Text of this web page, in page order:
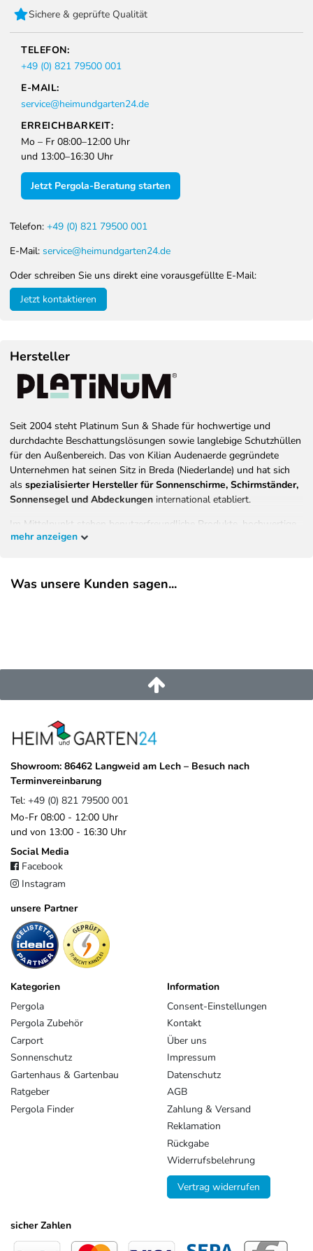
Sichere & geprüfte Qualität
TELEFON:
+49 (0) 821 79500 001
E-MAIL:
service@heimundgarten24.de
ERREICHBARKEIT:
Mo – Fr 08:00–12:00 Uhr
und 13:00–16:30 Uhr
Jetzt Pergola-Beratung starten
Telefon: +49 (0) 821 79500 001
E-Mail: service@heimundgarten24.de
Oder schreiben Sie uns direkt eine vorausgefüllte E-Mail:
Jetzt kontaktieren
Hersteller
Seit 2004 steht Platinum Sun & Shade für hochwertige und
durchdachte Beschattungslösungen sowie langlebige Schutzhüllen
für den Außenbereich. Das von Kilian Audenaerde gegründete
Unternehmen hat seinen Sitz in Breda (Niederlande) und hat sich
als spezialisierter Hersteller für Sonnenschirme, Schirmständer,
Sonnensegel und Abdeckungen international etabliert.
Im Mittelpunkt stehen benutzerfreundliche Produkte, hochwertige
Materialien und eine konsequente Ausrichtung auf Langlebigkeit,
Terrasse oder dem Balkon entspannt, sicher und stilvoll zu
Ergebnis ist eine vielseitige, innovative Kollektion, die
Funktionalität, Design und Qualität
Platinum B.V.
Asselbergsstraat
4815Breda Niederlande
sales@platinum.nl
+31 76 572 0878
mehr anzeigen
Was unsere Kunden sagen...
Showroom: 86462 Langweid am Lech – Besuch nach
Terminvereinbarung
Tel: +49 (0) 821 79500 001
Mo-Fr 08:00 - 12:00 Uhr
und von 13:00 - 16:30 Uhr
Social Media
Facebook
Instagram
unsere Partner
Kategorien
Pergola
Pergola Zubehör
Carport
Sonnenschutz
Gartenhaus & Gartenbau
Ratgeber
Pergola Finder
Information
Consent-Einstellungen
Kontakt
Über uns
Impressum
Datenschutz
AGB
Zahlung & Versand
Reklamation
Rückgabe
Widerrufsbelehrung
Vertrag widerrufen
sicher Zahlen